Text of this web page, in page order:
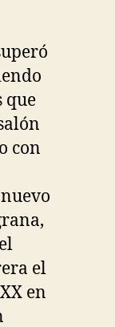
que
con
el
en